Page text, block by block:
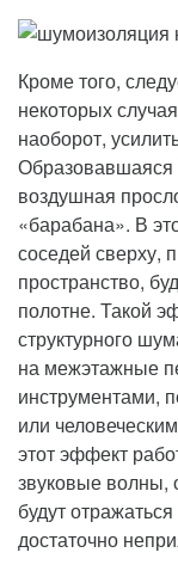
Кроме того,
некоторых
наоборот,
Образовавшаяся
воздушная
«барабана». В
соседей сверху,
пространство,
полотне. Такой
структурного
на межэтажные
инструментами,
или
этот эффект
звуковые волны,
будут
достаточно